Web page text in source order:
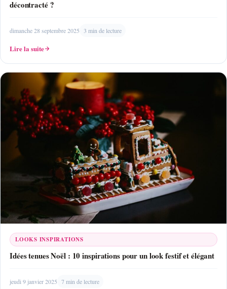
décontracté ?
dimanche 28 septembre 2025 3 min de lecture
Lire la suite
LOOKS INSPIRATIONS
Idées tenues Noël : 10 inspirations pour un look festif et élégant
jeudi 9 janvier 2025 7 min de lecture